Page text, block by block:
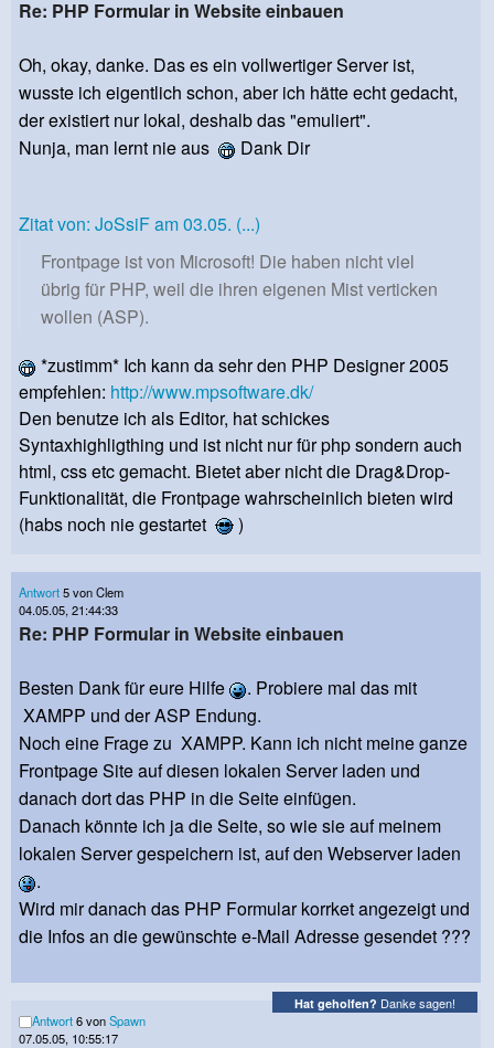
Re: PHP Formular in Website einbauen
Oh, okay, danke. Das es ein vollwertiger Server ist,
wusste ich eigentlich schon, aber ich hätte echt gedacht,
der existiert nur lokal, deshalb das "emuliert".
Nunja, man lernt nie aus
Dank Dir
Zitat von: JoSsiF am 03.05. (...)
Frontpage ist von Microsoft! Die haben nicht viel
übrig für PHP, weil die ihren eigenen Mist verticken
wollen (ASP).
*zustimm* Ich kann da sehr den PHP Designer 2005
empfehlen: http://www.mpsoftware.dk/
Den benutze ich als Editor, hat schickes
Syntaxhighligthing und ist nicht nur für php sondern auch
html, css etc gemacht. Bietet aber nicht die Drag&Drop-
Funktionalität, die Frontpage wahrscheinlich bieten wird
(habs noch nie gestartet
)
Antwort5 von Clem
04.05.05, 21:44:33
Re: PHP Formular in Website einbauen
Besten Dank für eure Hilfe
. Probiere mal das mit
XAMPP und der ASP Endung.
Noch eine Frage zu XAMPP. Kann ich nicht meine ganze
Frontpage Site auf diesen lokalen Server laden und
danach dort das PHP in die Seite einfügen.
Danach könnte ich ja die Seite, so wie sie auf meinem
lokalen Server gespeichern ist, auf den Webserver laden
.
Wird mir danach das PHP Formular korrket angezeigt und
die Infos an die gewünschte e-Mail Adresse gesendet ???
Hat geholfen? Danke sagen!
Antwort6 vonSpawn
07.05.05, 10:55:17